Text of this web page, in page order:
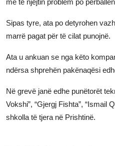
me të njëjtin problem po
Sipas tyre, ata po detyrohen
marrë pagat për të cilat punojnë.
Ata u ankuan se nga këto
ndërsa shprehën pakënaqësi
Në grevë janë edhe punëtorët
Vokshi”, “Gjergj Fishta”, “Ismail
shkolla të tjera në Prishtinë.